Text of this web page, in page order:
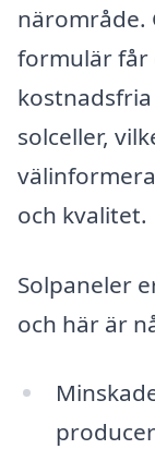
närområde.
formulär får
solceller,
och kvalitet.
Solpaneler
och här är